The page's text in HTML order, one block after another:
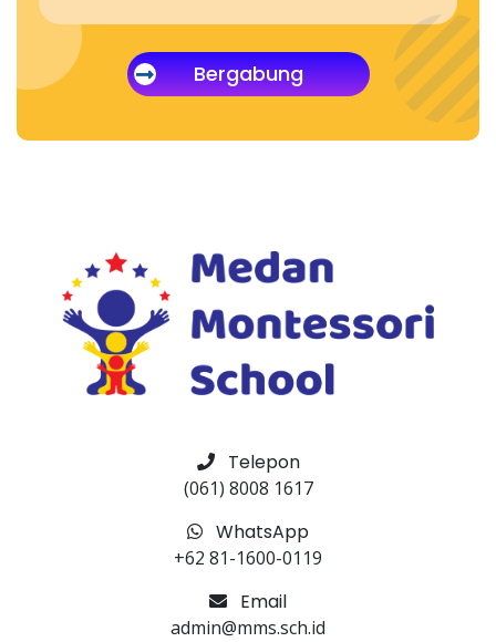
Bergabung
Telepon
(061) 8008 1617
WhatsApp
+62 81-1600-0119
Email
admin@mms.sch.id